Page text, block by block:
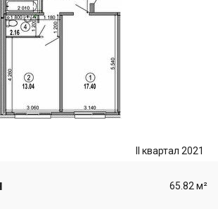
II квартал 2021
65.82 м²